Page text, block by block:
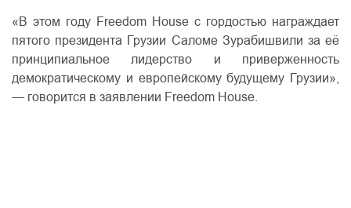
«В этом году Freedom House с гордостью награждает
пятого президента Грузии Саломе Зурабишвили за её
принципиальное лидерство и приверженность
демократическому и европейскому будущему Грузии»,
— говорится в заявлении Freedom House.